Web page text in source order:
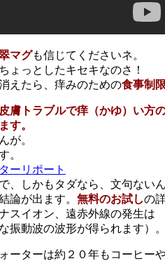
マグも信じてくださいネ。
っとしたキセキなのさ！
えたら、痒みのための食事制
膚トラブルで痒（かゆ）い方
す。
が。
。
ーリポート
で、しかもタダなら、文句ない
論が出ます。 無料のお試しの
スイオン、遠赤外線の発生は
振動波の波形が得られます）。
ーターは約２０年もコーヒー